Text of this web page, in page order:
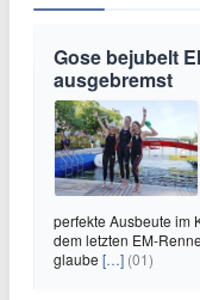
Gose bejubelt
ausgebremst
perfekte Ausbeute im
dem letzten EM-
glaube […] (01)